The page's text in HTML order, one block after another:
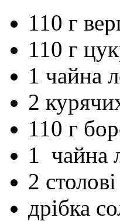
110 г
110 г
1 чайна
2
110 г
1 чайна
2
дрібка